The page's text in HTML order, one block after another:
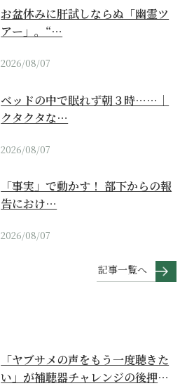
お盆休みに肝試しならぬ「幽霊ツ
アー」。“…
2026/08/07
ベッドの中で眠れず朝３時……｜
クタクタな…
2026/08/07
「事実」で動かす！ 部下からの報
告におけ…
2026/08/07
記事一覧へ
「ヤブサメの声をもう一度聴きた
い」が補聴器チャレンジの後押し